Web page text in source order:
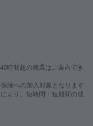
時間超の就業はご案内でき
険への加入対象となります
より、短時間・短期間の就